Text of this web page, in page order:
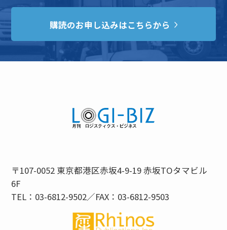
購読のお申し込みはこちらから
〒107-0052 東京都港区赤坂4-9-19 赤坂TOタマビル
6F
TEL：03-6812-9502／FAX：03-6812-9503